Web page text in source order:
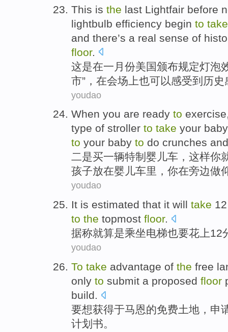
This is the last Lightfair before
lightbulb efficiency begin to take
and there’s a real sense of
floor.
这是在一月份美国颁布规定灯泡
市”， 在会场上也可以感受到历史
youdao
When you are ready to
type of stroller to take your baby
to your baby to do crunches and
二是买一辆特制 婴儿车 ，这样你
孩子放在婴儿车里， 你在旁边做
youdao
It is estimated that it will take 12
to the topmost floor.
据称就算是乘坐电梯也要花 上12
youdao
To take advantage of the free
only to submit a proposed floor
build.
要想获得于马恩的免费土地 ， 申
计划书。